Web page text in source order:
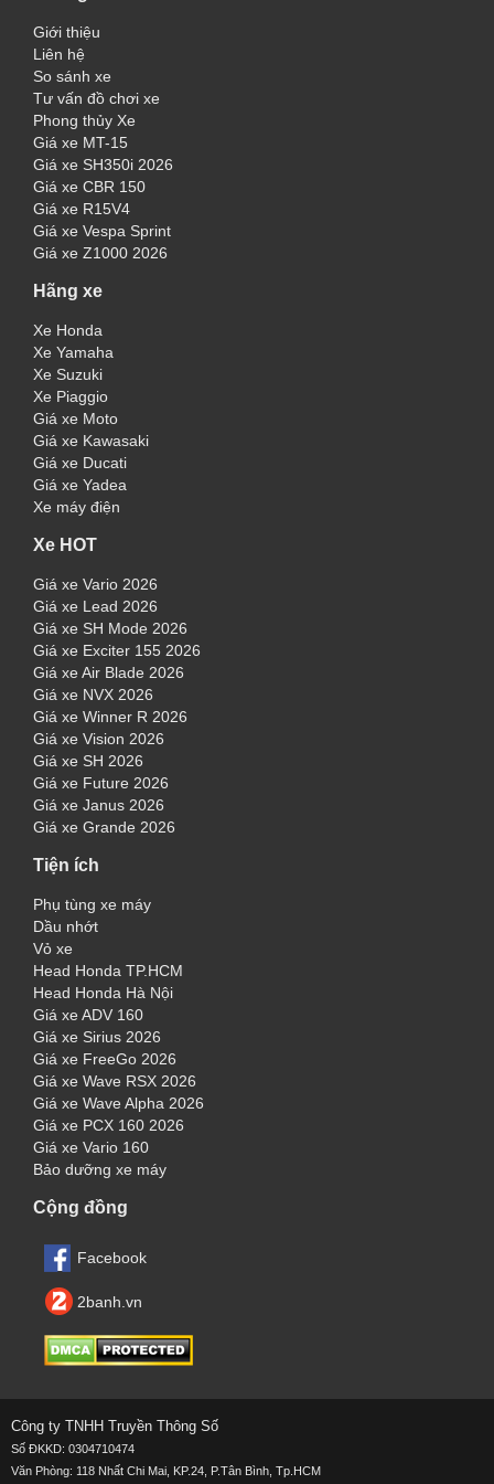
Giới thiệu
Liên hệ
So sánh xe
Tư vấn đồ chơi xe
Phong thủy Xe
Giá xe MT-15
Giá xe SH350i 2026
Giá xe CBR 150
Giá xe R15V4
Giá xe Vespa Sprint
Giá xe Z1000 2026
Hãng xe
Xe Honda
Xe Yamaha
Xe Suzuki
Xe Piaggio
Giá xe Moto
Giá xe Kawasaki
Giá xe Ducati
Giá xe Yadea
Xe máy điện
Xe HOT
Giá xe Vario 2026
Giá xe Lead 2026
Giá xe SH Mode 2026
Giá xe Exciter 155 2026
Giá xe Air Blade 2026
Giá xe NVX 2026
Giá xe Winner R 2026
Giá xe Vision 2026
Giá xe SH 2026
Giá xe Future 2026
Giá xe Janus 2026
Giá xe Grande 2026
Tiện ích
Phụ tùng xe máy
Dầu nhớt
Vỏ xe
Head Honda TP.HCM
Head Honda Hà Nội
Giá xe ADV 160
Giá xe Sirius 2026
Giá xe FreeGo 2026
Giá xe Wave RSX 2026
Giá xe Wave Alpha 2026
Giá xe PCX 160 2026
Giá xe Vario 160
Bảo dưỡng xe máy
Cộng đồng
Facebook
2banh.vn
Công ty TNHH Truyền Thông Số
Số ĐKKD: 0304710474
Văn Phòng: 118 Nhất Chi Mai, KP.24, P.Tân Bình, Tp.HCM